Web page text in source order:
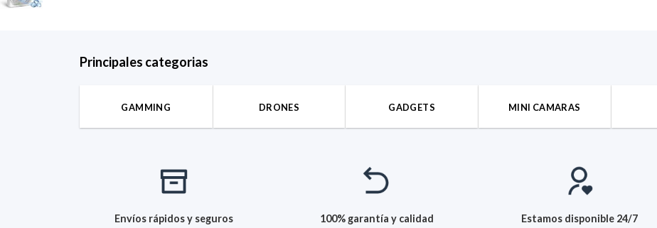
Principales categorias
GAMMING DRONES GADGETS MINI CAMARAS
Envíos rápidos y seguros 100% garantía y calidad Estamos disponible 24/7